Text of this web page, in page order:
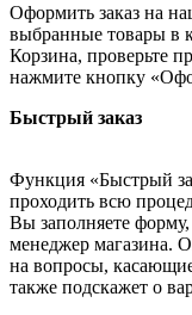
Оформить заказ на
выбранные товары в
Корзина, проверьте
нажмите кнопку
Быстрый заказ
Функция «Быстрый
проходить всю
Вы заполняете форму,
менеджер магазина.
на вопросы,
также подскажет о